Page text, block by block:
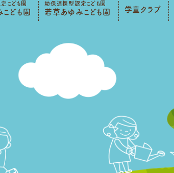
こども園
ども園
幼保連携型認定こども園
若草あゆみこども園 学童クラブ